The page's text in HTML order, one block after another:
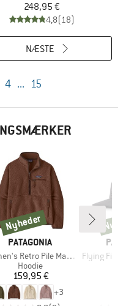
248,95 €
4,8(18)
4 ... 15
NÆSTE
MÆRKE
PATAGONIA
Retro Pile Marsupial
Produktgruppe
Hoodie
Pris
159,95 €
+3
Nyheder
Nyheder
Artikel
Flying Fish